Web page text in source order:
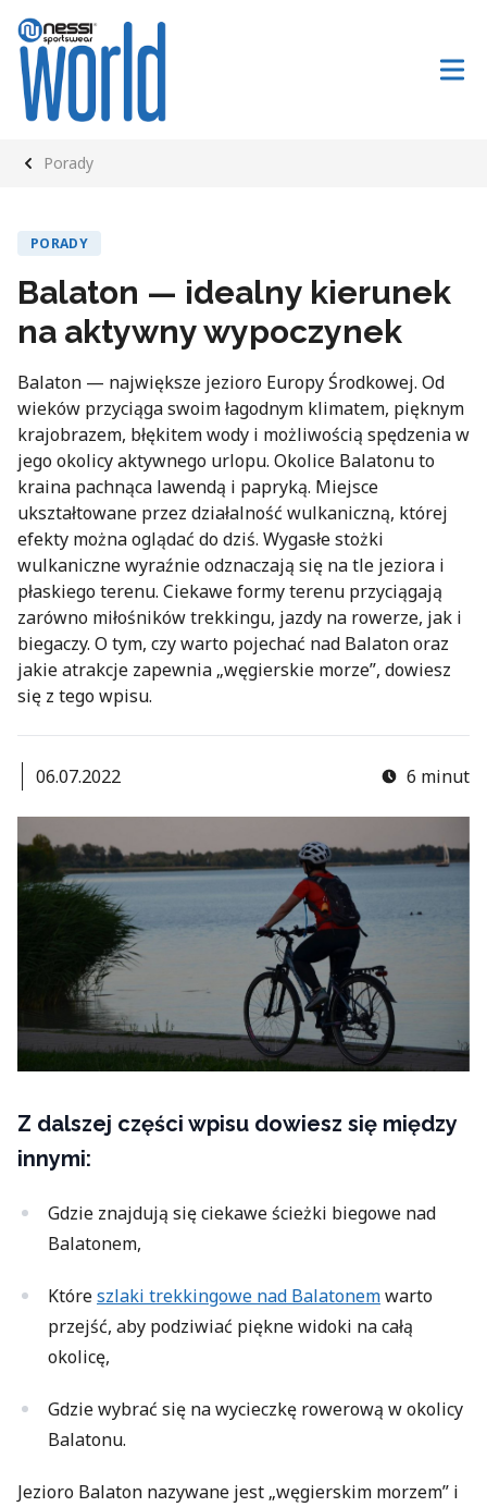
Porady
PORADY
Balaton — idealny kierunek
na aktywny wypoczynek
Balaton — największe jezioro Europy Środkowej. Od
wieków przyciąga swoim łagodnym klimatem, pięknym
krajobrazem, błękitem wody i możliwością spędzenia w
jego okolicy aktywnego urlopu. Okolice Balatonu to
kraina pachnąca lawendą i papryką. Miejsce
ukształtowane przez działalność wulkaniczną, której
efekty można oglądać do dziś. Wygasłe stożki
wulkaniczne wyraźnie odznaczają się na tle jeziora i
płaskiego terenu. Ciekawe formy terenu przyciągają
zarówno miłośników trekkingu, jazdy na rowerze, jak i
biegaczy. O tym, czy warto pojechać nad Balaton oraz
jakie atrakcje zapewnia „węgierskie morze”, dowiesz
się z tego wpisu.
06.07.2022 6 minut
Z dalszej części wpisu dowiesz się między
innymi:
Gdzie znajdują się ciekawe ścieżki biegowe nad
Balatonem,
Któreszlaki trekkingowe nad Balatonemwarto
przejść, aby podziwiać piękne widoki na całą
okolicę,
Gdzie wybrać się na wycieczkę rowerową w okolicy
Balatonu.
Jezioro Balaton nazywane jest „węgierskim morzem” i